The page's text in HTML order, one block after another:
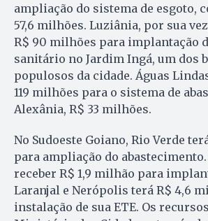
ampliação do sistema de esgoto,
57,6 milhões. Luziânia, por sua
R$ 90 milhões para implantação
sanitário no Jardim Ingá, um dos
populosos da cidade. Águas
119 milhões para o sistema de
Alexânia, R$ 33 milhões.
No Sudoeste Goiano, Rio Verde
para ampliação do
receber R$ 1,9 milhão para
Laranjal e Nerópolis terá R$ 4,6
instalação de sua ETE. Os